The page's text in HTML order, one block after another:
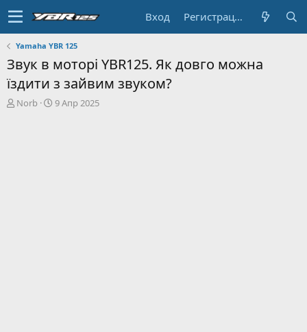
Вход Регистрация
Yamaha YBR 125
Звук в моторі YBR125. Як довго можна
їздити з зайвим звуком?
А
Norb
Д
9 Апр 2025